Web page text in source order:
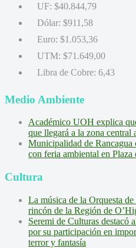
UF: $40.844,79
Dólar: $911,58
Euro: $1.053,36
UTM: $71.649,00
Libra de Cobre: 6,43
Medio Ambiente
Académico UOH explica
que llegará a la zona central
Municipalidad de Rancagua
con feria ambiental en Plaza
Cultura
La música de la Orquesta
rincón de la Región de
Seremi de Culturas destacó
por su participación en
terror y fantasía